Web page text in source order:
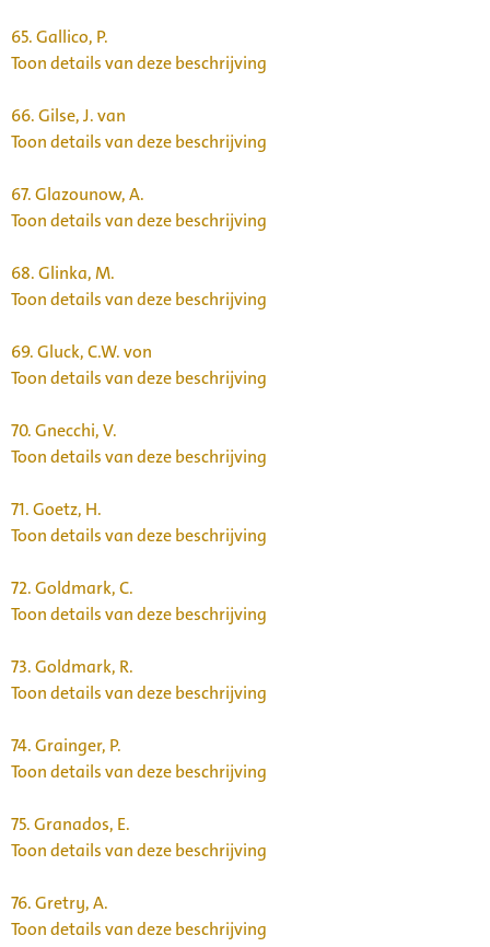
65.Gallico, P.
Toon details van deze beschrijving
66.Gilse, J. van
Toon details van deze beschrijving
67.Glazounow, A.
Toon details van deze beschrijving
68.Glinka, M.
Toon details van deze beschrijving
69.Gluck, C.W. von
Toon details van deze beschrijving
70.Gnecchi, V.
Toon details van deze beschrijving
71.Goetz, H.
Toon details van deze beschrijving
72.Goldmark, C.
Toon details van deze beschrijving
73.Goldmark, R.
Toon details van deze beschrijving
74.Grainger, P.
Toon details van deze beschrijving
75.Granados, E.
Toon details van deze beschrijving
76.Gretry, A.
Toon details van deze beschrijving